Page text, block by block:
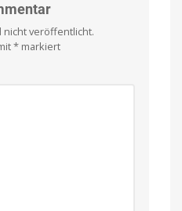
nicht veröffentlicht.
* markiert